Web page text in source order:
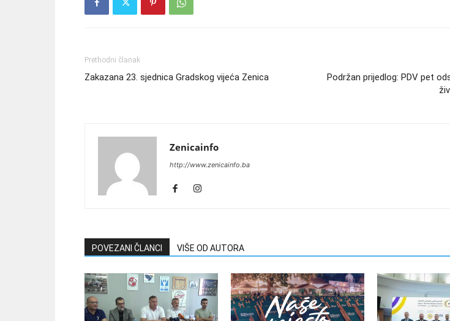
Prethodni članak
Zakazana 23. sjednica Gradskog vijeća Zenica
Podržan prijedlog: PDV pet
Zenicainfo
http://www.zenicainfo.ba
POVEZANI ČLANCI VIŠE OD AUTORA